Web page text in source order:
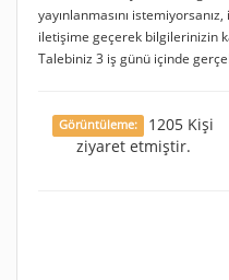
yayınlanmasını
iletişime geçerek bilgilerinizin
Talebiniz 3 iş günü içinde
Görüntüleme:
1205 Kişi
ziyaret etmiştir.